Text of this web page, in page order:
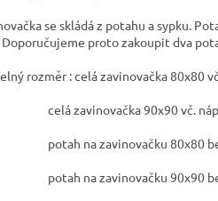
se skládá z potahu a sypku.
proto zakoupit dva
rozměr : celá zavinovačka 80x80
zavinovačka 90x90 vč.
na zavinovačku 80x80 bez
na zavinovačku 90x90 bez